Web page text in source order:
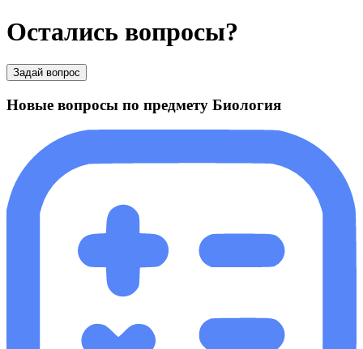
Остались вопросы?
Задай вопрос
Новые вопросы по предмету Биология